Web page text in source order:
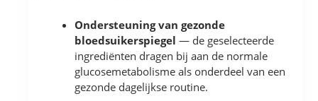
Ondersteuning van gezonde
bloedsuikerspiegel — de geselecteerde
ingrediënten dragen bij aan de normale
glucosemetabolisme als onderdeel van een
gezonde dagelijkse routine.